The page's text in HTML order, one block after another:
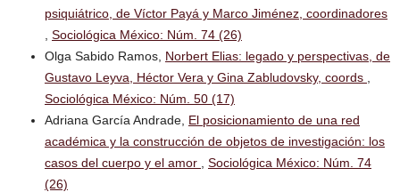
psiquiátrico, de Víctor Payá y Marco Jiménez, coordinadores
Sociológica México: Núm. 74 (26)
Olga Sabido Ramos, Norbert Elias: legado y perspectivas, de
Gustavo Leyva, Héctor Vera y Gina Zabludovsky, coords
Sociológica México: Núm. 50 (17)
Adriana García Andrade, El posicionamiento de una red
académica y la construcción de objetos de investigación: los
casos del cuerpo y el amor
Sociológica México: Núm. 74
(26)